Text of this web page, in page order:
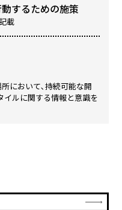
するための施策
載
において､持続可能な開
ルに関する情報と意識を